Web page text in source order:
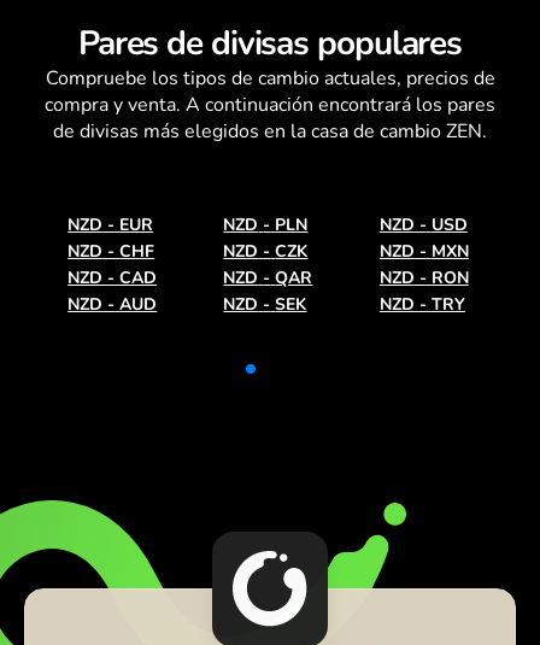
Pares de divisas populares
Compruebe los tipos de cambioactuales, precios de
compra y venta. A continuación encontrará los pares
de divisas más elegidos en la casa de cambio ZEN.
NZD - EUR NZD - PLN NZD - USD
NZD - CHF NZD - CZK NZD - MXN
NZD - CAD NZD - QAR NZD - RON
NZD - AUD NZD - SEK NZD - TRY